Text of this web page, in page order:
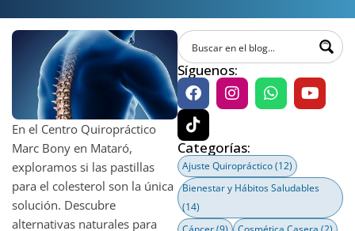
En el Centro Quiropráctico
Marc Bony en Mataró,
exploramos si las pastillas
para el colesterol son la única
solución. Descubre
alternativas naturales para
Síguenos:
Categorías:
Ajuste Quiropráctico(12)
Bienestar y Hábitos Saludables
(14)